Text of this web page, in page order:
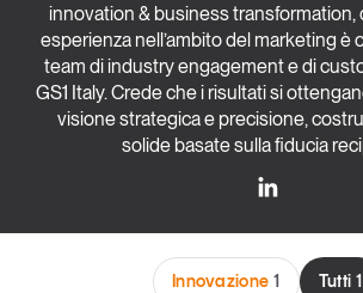
Logistica
Retail e brand
Sostenibilità
Grandi temi
Magazine Studi e
Tutti gli
innovation & business transformation,
esperienza nell’ambito del marketing è
team di industry engagement e di
GS1 Italy. Crede che i risultati si
visione strategica e precisione,
solide basate sulla fiducia
Innovazione 1 Tutti 1